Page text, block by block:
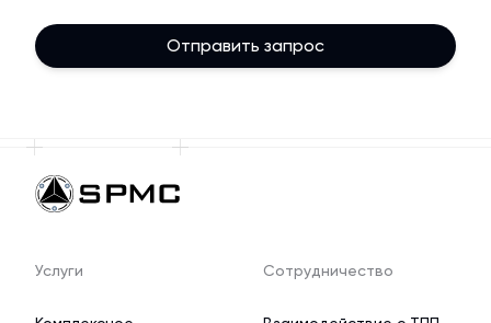
Отправить запрос
Услуги Сотрудничество